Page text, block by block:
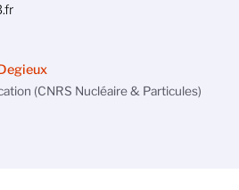
(CNRS Nucléaire & Particules)